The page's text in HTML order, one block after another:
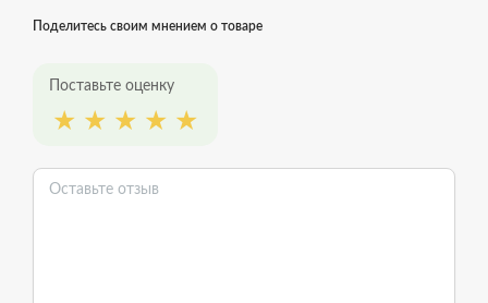
Поделитесь своим мнением о товаре
Поставьте оценку